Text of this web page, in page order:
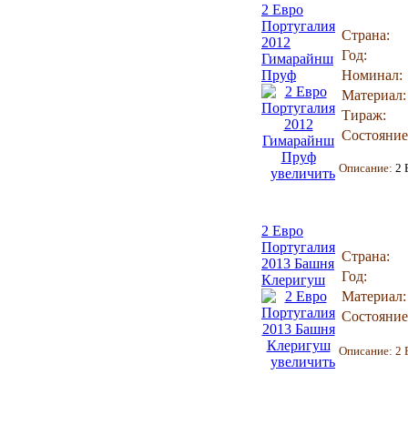
2 Евро
Португалия
2012
Гимарайнш
Пруф
увеличить
Страна:
Год:
Номинал:
Материал:
Тираж:
Описание: 2
2 Евро
Португалия
2013 Башня
Клеригуш
увеличить
Страна:
Год:
Материал:
Описание: 2